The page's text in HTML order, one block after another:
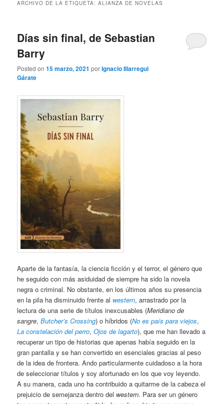
ARCHIVO DE LA ETIQUETA:ALIANZA DE NOVELAS
Días sin final, de Sebastian
Barry
Posted on15 marzo, 2021 porIgnacio Illarregui
Gárate
Aparte de la fantasía, la ciencia ficción y el terror, el género que
he seguido con más asiduidad de siempre ha sido la novela
negra o criminal. No obstante, en los últimos años su presencia
en la pila ha disminuido frente al western, arrastrado por la
lectura de una serie de títulos inexcusables (Meridiano de
sangre,Butcher’s Crossing) o híbridos (No es país para viejos,
La constelación del perro,Ojos de lagarto), que me han llevado a
recuperar un tipo de historias que apenas había seguido en la
gran pantalla y se han convertido en esenciales gracias al peso
de la idea de frontera. Ando particularmente cuidadoso a la hora
de seleccionar títulos y soy afortunado en los que voy leyendo.
A su manera, cada uno ha contribuido a quitarme de la cabeza el
prejuicio de semejanza dentro del western. Para ser un género